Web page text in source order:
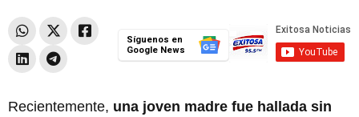
Síguenos en
Google News
Recientemente, una joven madre fue hallada sin